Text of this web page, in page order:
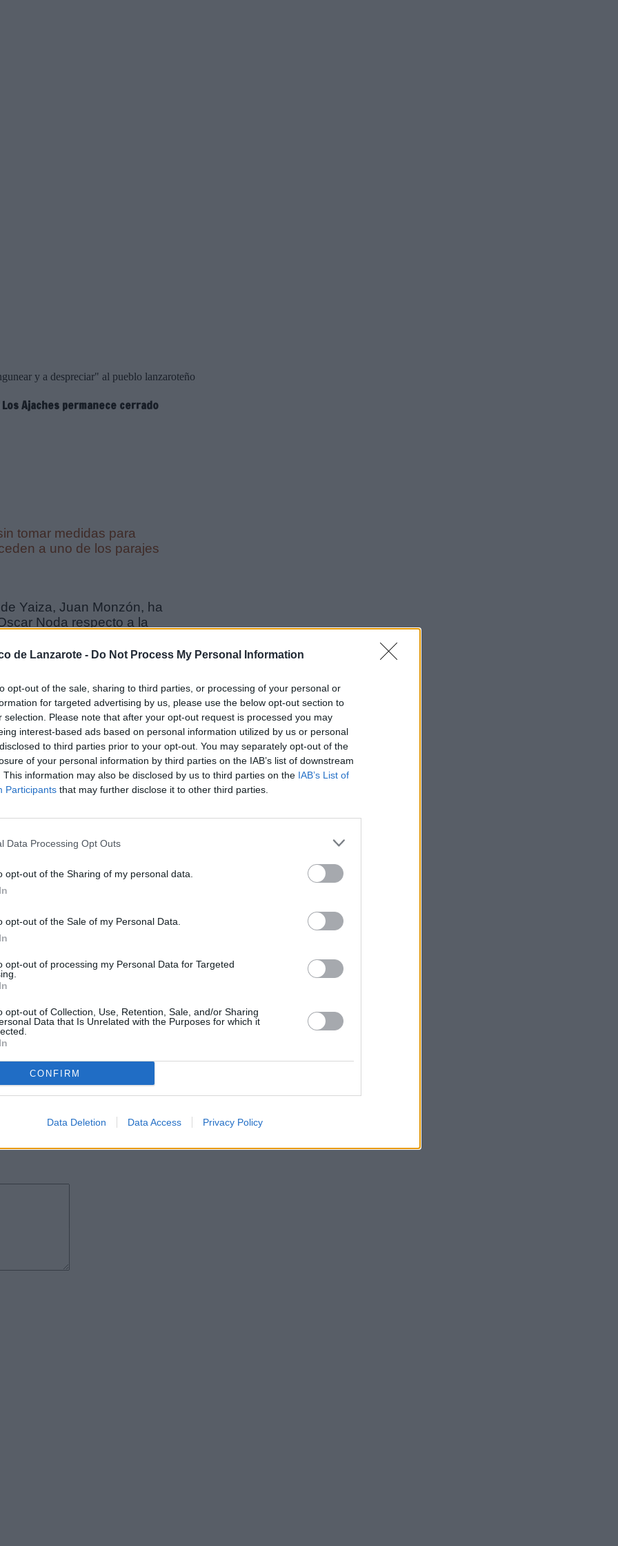
de Lanzarote - Do Not Process My Personal Information
opt-out of the sale, sharing to third parties, or processing of your personal or
for targeted advertising by us, please use the below opt-out section to
selection. Please note that after your opt-out request is processed you may
interest-based ads based on personal information utilized by us or personal
to third parties prior to your opt-out. You may separately opt-out of the
of your personal information by third parties on the IAB’s list of downstream
This information may also be disclosed by us to third parties on the IAB’s List of
Participants that may further disclose it to other third parties.
Data Processing Opt Outs
opt-out of the Sharing of my personal data.
opt-out of the Sale of my Personal Data.
opt-out of processing my Personal Data for Targeted
opt-out of Collection, Use, Retention, Sale, and/or Sharing
Data that Is Unrelated with the Purposes for which it
CONFIRM
Data Deletion Data Access Privacy Policy
y a despreciar" al pueblo lanzaroteño
Ajaches permanece cerrado
tomar medidas para
a uno de los parajes
Yaiza, Juan Monzón, ha
Noda respecto a la
en pleno mes de
vehículos se registran.
ser excusa para que el
días a la semana durante
para saber que en
confluyen residentes
y los turistas que
entrada debería estar
sino la tónica habitual de
para arbitrar las
al que, por cierto,
Turismo, Daniel Medina”,
las entradas sino el
los vehículos que entran
se ofrece información
protegido tan
este hecho devalúa la
esté centrado sólo en
le afecta también como
primer nivel como es
y el concejal
reciben la atención
que deben